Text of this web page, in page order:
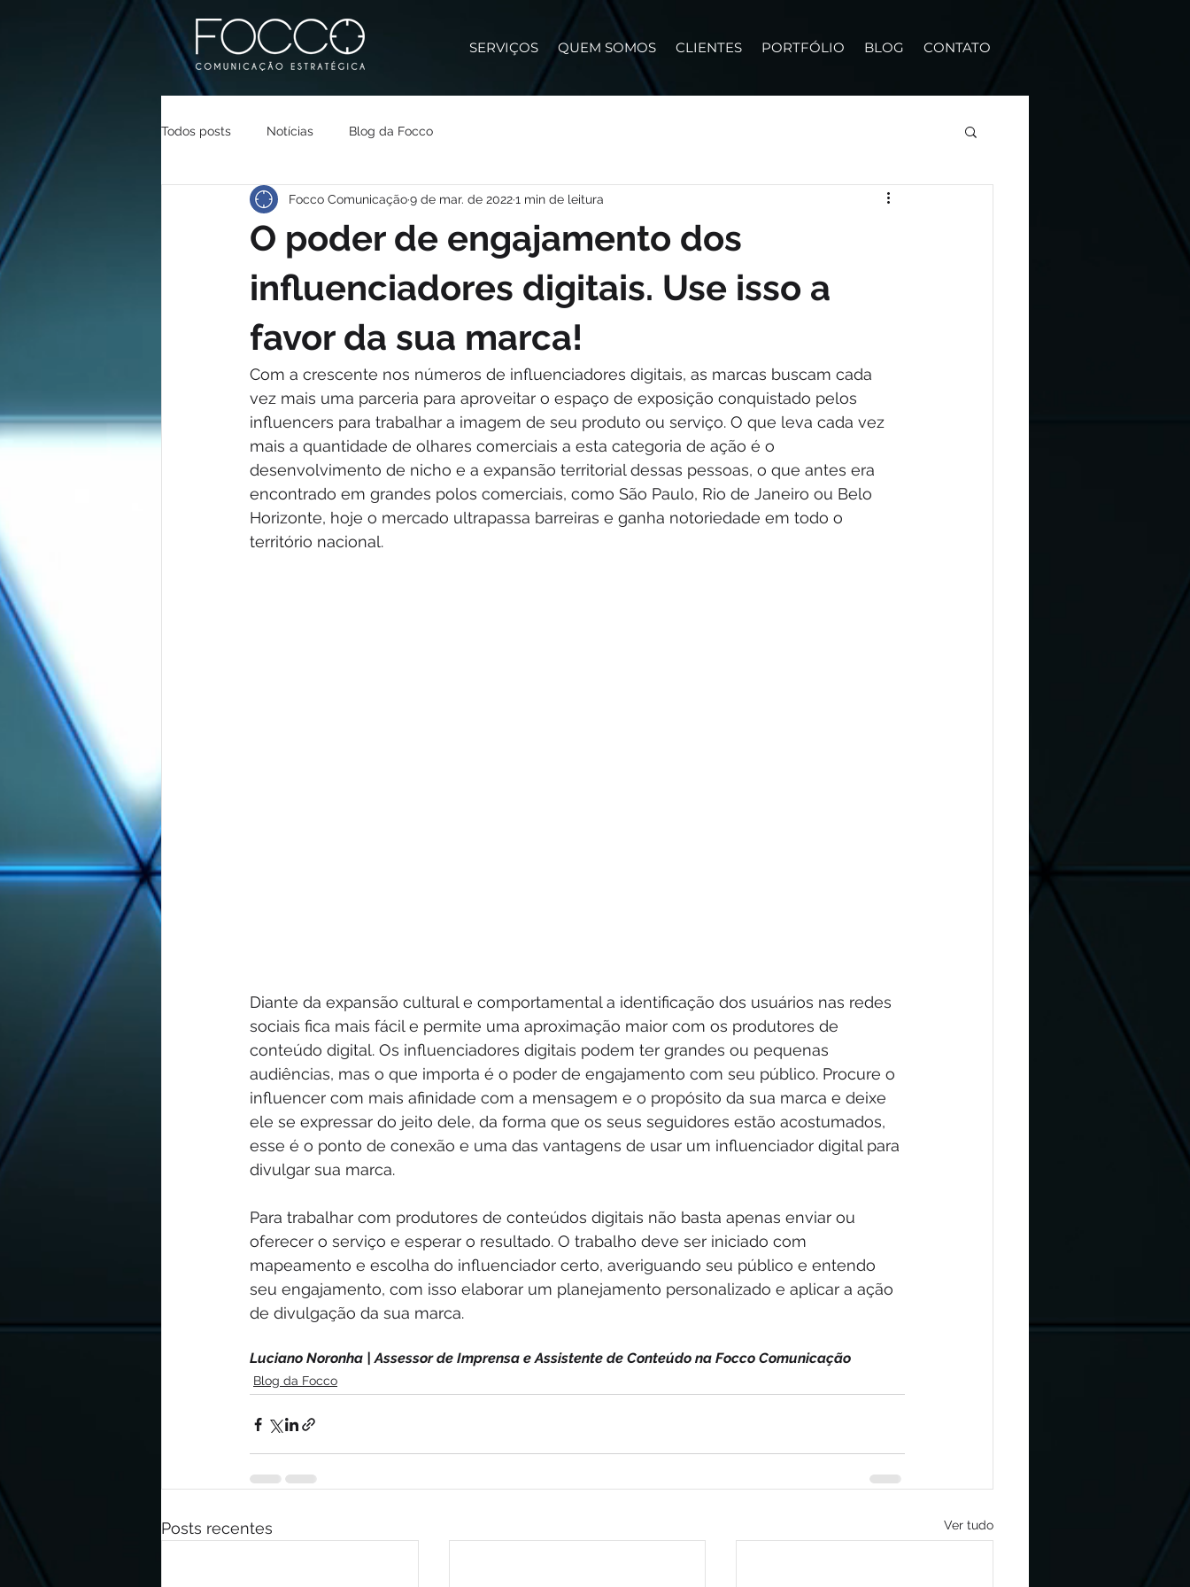
SERVIÇOS QUEM SOMOS CLIENTES PORTFÓLIO BLOG CONTATO
Todos posts Notícias Blog da Focco
O poder de engajamento dos
influenciadores digitais. Use isso a
favor da sua marca!
Focco Comunicação9 de mar. de 20221 min de leitura
Com a crescente nos números de influenciadores digitais, as marcas buscam cada
vez mais uma parceria para aproveitar o espaço de exposição conquistado pelos
influencers para trabalhar a imagem de seu produto ou serviço. O que leva cada vez
mais a quantidade de olhares comerciais a esta categoria de ação é o
desenvolvimento de nicho e a expansão territorial dessas pessoas, o que antes era
encontrado em grandes polos comerciais, como São Paulo, Rio de Janeiro ou Belo
Horizonte, hoje o mercado ultrapassa barreiras e ganha notoriedade em todo o
território nacional.
Diante da expansão cultural e comportamental a identificação dos usuários nas redes
sociais fica mais fácil e permite uma aproximação maior com os produtores de
conteúdo digital. Os influenciadores digitais podem ter grandes ou pequenas
audiências, mas o que importa é o poder de engajamento com seu público. Procure o
influencer com mais afinidade com a mensagem e o propósito da sua marca e deixe
ele se expressar do jeito dele, da forma que os seus seguidores estão acostumados,
esse é o ponto de conexão e uma das vantagens de usar um influenciador digital para
divulgar sua marca.
Para trabalhar com produtores de conteúdos digitais não basta apenas enviar ou
oferecer o serviço e esperar o resultado. O trabalho deve ser iniciado com
mapeamento e escolha do influenciador certo, averiguando seu público e entendo
seu engajamento, com isso elaborar um planejamento personalizado e aplicar a ação
de divulgação da sua marca.
Luciano Noronha | Assessor de Imprensa e Assistente de Conteúdo na Focco Comunicação
Blog da Focco
Posts recentes Ver tudo